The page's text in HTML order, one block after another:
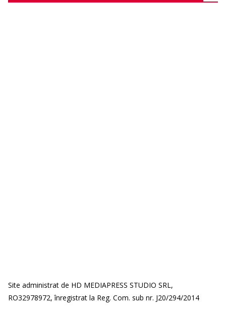
Site administrat de HD MEDIAPRESS STUDIO SRL,
RO32978972, înregistrat la Reg. Com. sub nr. J20/294/2014